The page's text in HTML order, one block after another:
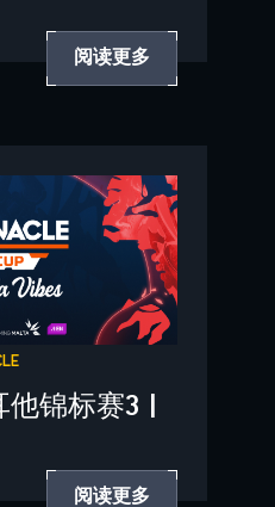
阅读更多
锦标赛3 |
阅读更多